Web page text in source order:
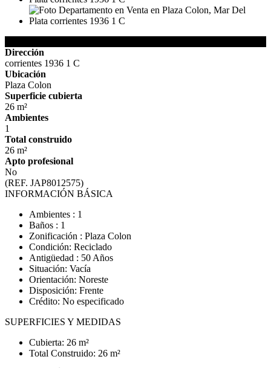
Dirección
corrientes 1936 1 C
Ubicación
Plaza Colon
Superficie cubierta
26 m²
Ambientes
1
Total construido
26 m²
Apto profesional
No
(REF. JAP8012575)
INFORMACIÓN BÁSICA
Ambientes : 1
Baños : 1
Zonificación : Plaza Colon
Condición: Reciclado
Antigüedad : 50 Años
Situación: Vacía
Orientación: Noreste
Disposición: Frente
Crédito: No especificado
SUPERFICIES Y MEDIDAS
Cubierta: 26 m²
Total Construido: 26 m²